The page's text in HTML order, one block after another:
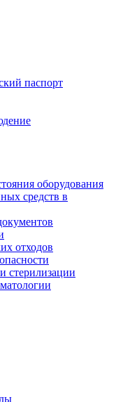
паспорт
оборудования
средств в
отходов
стерилизации